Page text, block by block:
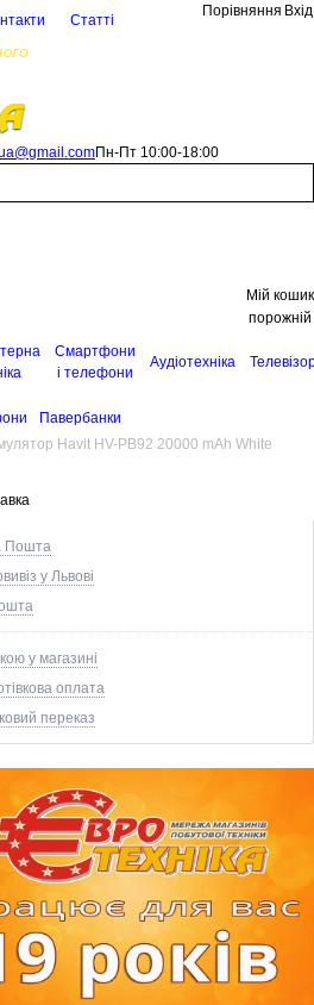
Статті
Порівняння Вхід
Пн-Пт 10:00-18:00
Мій кошик
порожній
Смартфони
і телефони
Аудіотехніка
Павербанки
Havit HV-PB92 20000 mAh White
Пошта
у Львові
у магазині
оплата
переказ